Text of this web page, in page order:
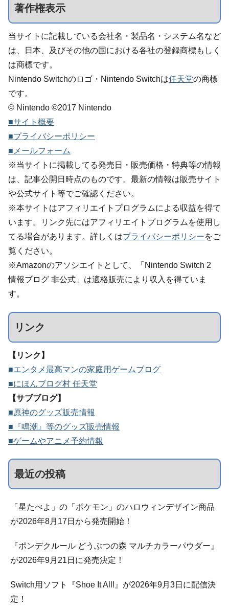
著作権表示
当サイトに記載している会社名・製品名・システム名など
は、日本、及びその他の国における各社の登録商標もしく
は商標です。
Nintendo Switchのロゴ・Nintendo Switchは任天堂の商標
です。
© Nintendo ©2017 Nintendo
■サイト概要
■プライバシーポリシー
■メールフォーム
※当サイトに掲載してる発売日・販売価格・特典等の情報
は、記事公開日時点のものです。最新の情報は販売サイト
や公式サイト等でご確認ください。
※本サイトはアフィリエイトプログラムによる収益を得て
います。リンク先にはアフィリエイトプログラムを使用し
てる場合があります。詳しくはプライバシーポリシーをご
覧ください。
※Amazonのアソシエイトとして、「Nintendo Switch 2
情報ブログ 非公式」は適格販売により収入を得ていま
す。
リンク
【リンク】
■エンタメ最高マンの家庭用ゲームブログ
■にほんブログ村 任天堂
【サブブログ】
■原神のグッズ販売情報
■『鳴潮』等のグッズ販売情報
■ゲームやアニメ予約情報
最近の投稿
「星たべよ」の「ポケモン」のハロウィンデザイン商品
が2026年8月17日から発売開始！
『ポンデクルール どうぶつの森 マルチカラーパウダー』
が2026年9月21日に発売決定！
Switch用ソフト『Shoe It All!』が2026年9月3日に配信決
定！